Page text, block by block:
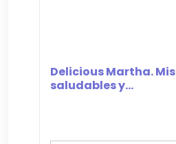
Delicious Martha.
saludables y...